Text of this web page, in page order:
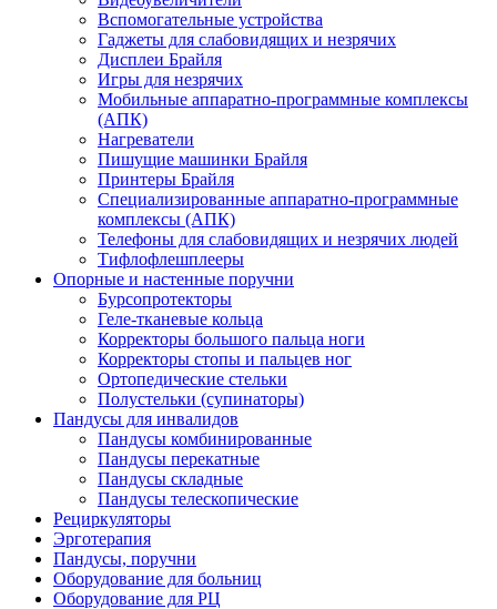
Вспомогательные устройства
Гаджеты для слабовидящих и незрячих
Дисплеи Брайля
Игры для незрячих
Мобильные аппаратно-программные комплексы
(АПК)
Нагреватели
Пишущие машинки Брайля
Принтеры Брайля
Специализированные аппаратно-программные
комплексы (АПК)
Телефоны для слабовидящих и незрячих людей
Тифлофлешплееры
Опорные и настенные поручни
Бурсопротекторы
Геле-тканевые кольца
Корректоры большого пальца ноги
Корректоры стопы и пальцев ног
Ортопедические стельки
Полустельки (супинаторы)
Пандусы для инвалидов
Пандусы комбинированные
Пандусы перекатные
Пандусы складные
Пандусы телескопические
Рециркуляторы
Эрготерапия
Пандусы, поручни
Оборудование для больниц
Оборудование для РЦ